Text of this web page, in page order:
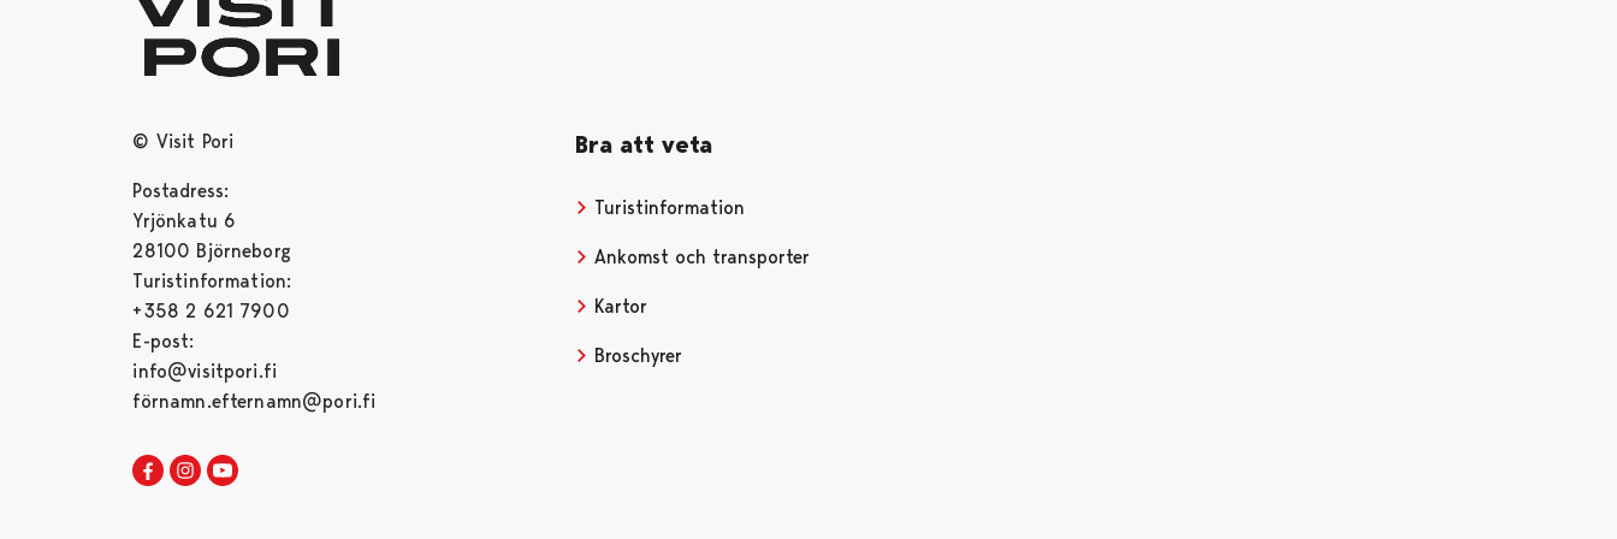
© Visit Pori
Postadress:
Yrjönkatu 6
28100 Björneborg
Turistinformation:
+358 2 621 7900
E-post:
info@visitpori.fi
förnamn.efternamn@pori.fi
Visit Pori in Facebook
Opens in a new tab
Visit Pori in Instagram
Opens in a new tab
Bra att veta
Turistinformation
Ankomst och transporter
Kartor
Broschyrer